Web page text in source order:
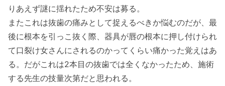
りあえず謎に揺れたため不安は募る。
またこれは抜歯の痛みとして捉えるべきか悩むのだが、最
後に根本を引っこ抜く際、器具が唇の根本に押し付けられ
て口裂け女さんにされるのかってくらい痛かった覚えはあ
る。だがこれは2本目の抜歯では全くなかったため、施術
する先生の技量次第だと思われる。